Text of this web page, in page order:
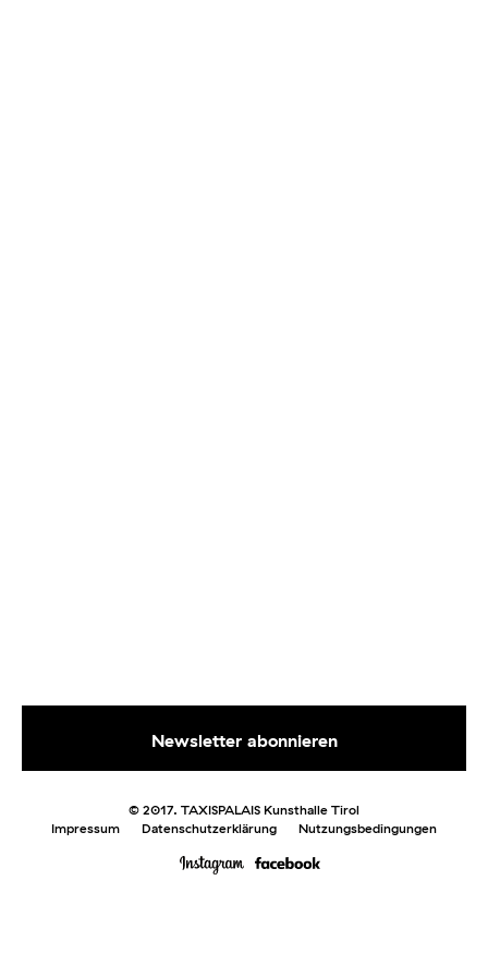
© 2017. TAXISPALAIS Kunsthalle Tirol
Impressum
Datenschutzerklärung Nutzungsbedingungen